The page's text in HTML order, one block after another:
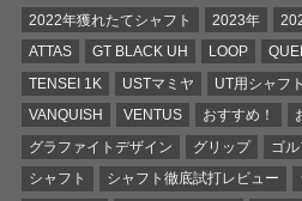
2022年獲れたてシャフト
2023年
ATTAS
GT BLACK UH LOOP
TENSEI 1K
USTマミヤ
UT用シャフ
VANQUISH
VENTUS おすすめ！
グラファイトデザイン
グリップ ゴ
シャフト
シャフト徹底試打レビュー